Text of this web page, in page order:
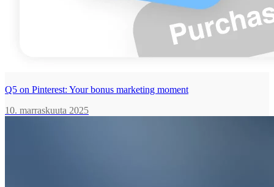
Q5 on Pinterest: Your bonus marketing moment
10. marraskuuta 2025